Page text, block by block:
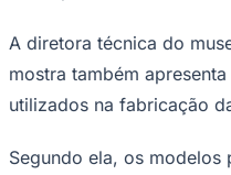
A diretora técnica do
mostra também
utilizados na fabricação
Segundo ela, os modelos